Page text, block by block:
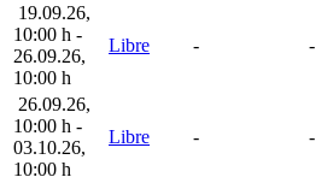
19.09.26,
10:00 h -
26.09.26,
10:00 h
Libre - -
26.09.26,
10:00 h -
03.10.26,
10:00 h
Libre - -